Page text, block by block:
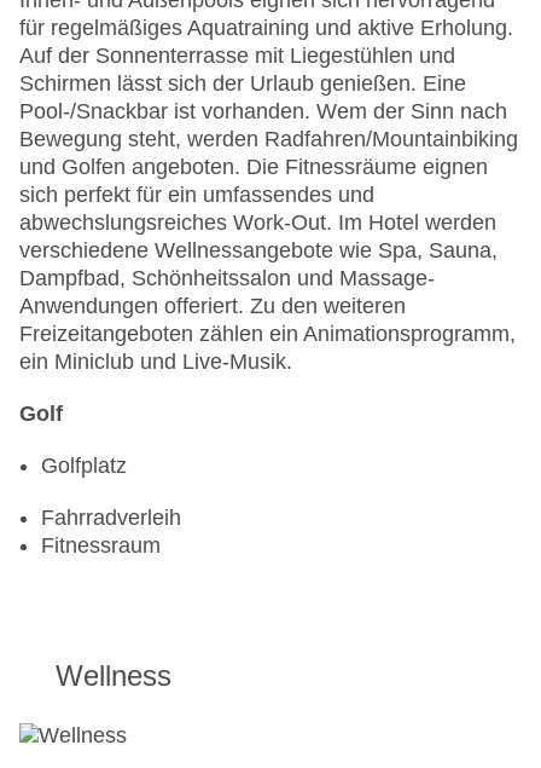
für regelmäßiges Aquatraining und aktive Erholung.
Auf der Sonnenterrasse mit Liegestühlen und
Schirmen lässt sich der Urlaub genießen. Eine
Pool-/Snackbar ist vorhanden. Wem der Sinn nach
Bewegung steht, werden Radfahren/Mountainbiking
und Golfen angeboten. Die Fitnessräume eignen
sich perfekt für ein umfassendes und
abwechslungsreiches Work-Out. Im Hotel werden
verschiedene Wellnessangebote wie Spa, Sauna,
Dampfbad, Schönheitssalon und Massage-
Anwendungen offeriert. Zu den weiteren
Freizeitangeboten zählen ein Animationsprogramm,
ein Miniclub und Live-Musik.
Golf
Golfplatz
Fahrradverleih
Fitnessraum
Wellness